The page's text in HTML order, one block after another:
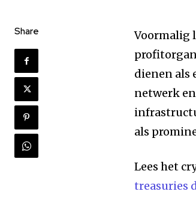
Share Voormalig
dienen als
netwerk
als
Lees het
treasuries